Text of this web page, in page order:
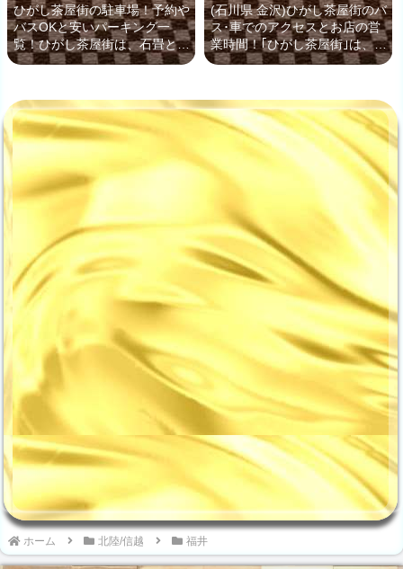
ひがし茶屋街の駐車場！予約や
バスOKと安いパーキング一
覧！ひがし茶屋街は、石畳と木
虫籠(キムスコ)と呼ばれる美し
存地区に選ばれており、金沢で
も人気の観光スポットです。今
回はそんなひがし茶屋街へ、バ
スや車で行くときに便利な駐車
場についてご紹介していきます
よ！ひがし茶屋街 バスOKや安
いおすすめ駐車場！まず、ひが
し茶屋街へのアクセスですが、
最寄り駅であるJR金沢駅から
は約2kmと離れているため、バ
スなどを利用することになるで
しょう。しかし、その後...
(石川県 金沢)ひがし茶屋街のバ
ス･車でのアクセスとお店の営
業時間！｢ひがし茶屋街｣は、金
沢の人気観光地として知られて
を存分に楽しめますよ！(石川
県 金沢)ひがし茶屋街の人気の
お店やカフェの営業時間！ここ
で、石川県 金沢の ひがし茶屋
街にある、人気のお店の営業時
間をご紹介しておきましょう。
No店名業態営業時間主な商品･
メニュー1Cafeたもん和カフェ
9:00～17:00パンケーキ2fluffy
古民家カフェ9:00～17:00パン
ケーキ3ひが...
ホーム 北陸/信越 福井